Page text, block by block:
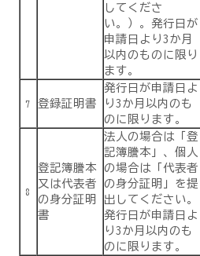
してくださ
い。）。発行日が
申請日より3か月
以内のものに限り
ます。
7 登録証明書
発行日が申請日よ
り3か月以内のも
のに限ります。
8
登記簿謄本
又は代表者
の身分証明
書
法人の場合は「登
記簿謄本」、個人
の場合は「代表者
の身分証明」を提
出してください。
発行日が申請日よ
り3か月以内のも
のに限ります。